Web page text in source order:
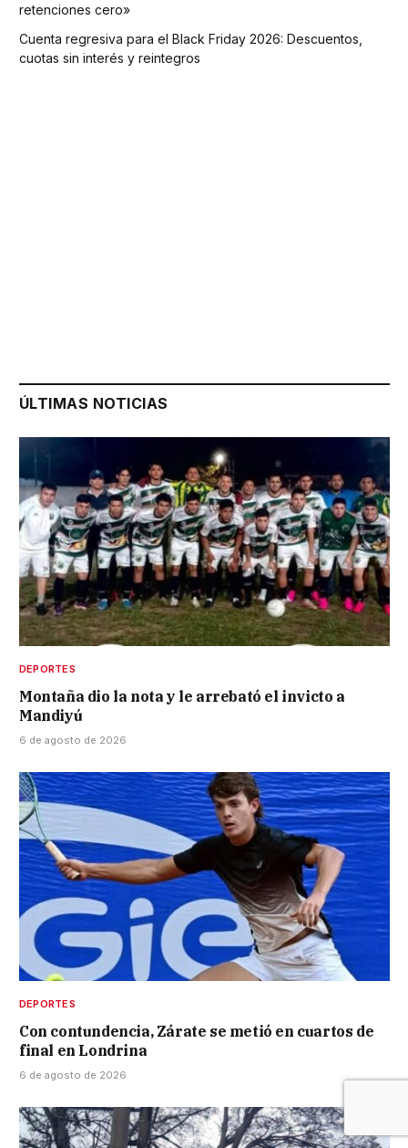
retenciones cero»
Cuenta regresiva para el Black Friday 2026: Descuentos,
cuotas sin interés y reintegros
ÚLTIMAS NOTICIAS
DEPORTES
Montaña dio la nota y le arrebató el invicto a
Mandiyú
6 de agosto de 2026
DEPORTES
Con contundencia, Zárate se metió en cuartos de
final en Londrina
6 de agosto de 2026